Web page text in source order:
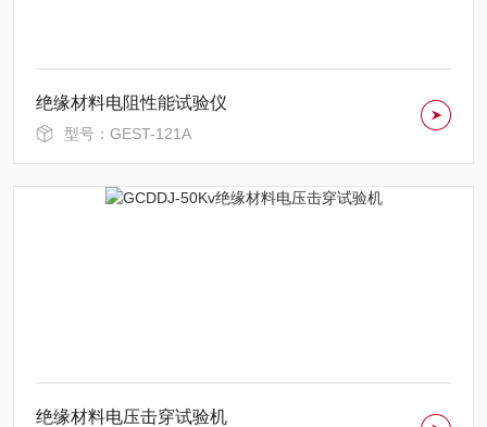
绝缘材料电阻性能试验仪
型号：GEST-121A
绝缘材料电压击穿试验机